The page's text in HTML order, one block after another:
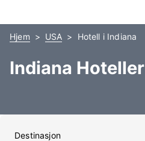
Hjem USA Hotell i Indiana
Indiana Hoteller
Destinasjon